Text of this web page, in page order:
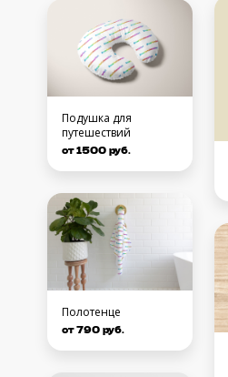
Подушка для
путешествий
от 1500 руб.
Полотенце
от 790 руб.